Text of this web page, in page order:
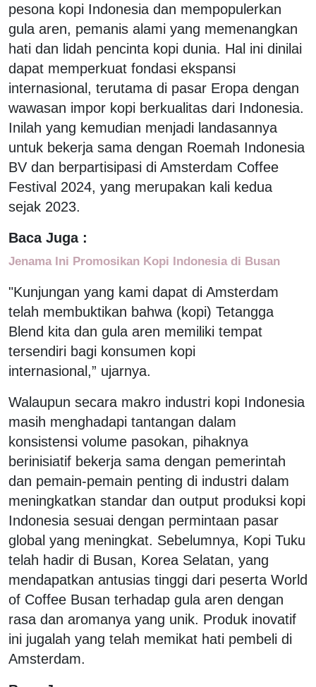
pesona kopi Indonesia dan mempopulerkan
gula aren, pemanis alami yang memenangkan
hati dan lidah pencinta kopi dunia. Hal ini dinilai
dapat memperkuat fondasi ekspansi
internasional, terutama di pasar Eropa dengan
wawasan impor kopi berkualitas dari Indonesia.
Inilah yang kemudian menjadi landasannya
untuk bekerja sama dengan Roemah Indonesia
BV dan berpartisipasi di Amsterdam Coffee
Festival 2024, yang merupakan kali kedua
sejak 2023.
Baca Juga :
Jenama Ini Promosikan Kopi Indonesia di Busan
"Kunjungan yang kami dapat di Amsterdam
telah membuktikan bahwa (kopi) Tetangga
Blend kita dan gula aren memiliki tempat
tersendiri bagi konsumen kopi
internasional,” ujarnya.
Walaupun secara makro industri kopi Indonesia
masih menghadapi tantangan dalam
konsistensi volume pasokan, pihaknya
berinisiatif bekerja sama dengan pemerintah
dan pemain-pemain penting di industri dalam
meningkatkan standar dan output produksi kopi
Indonesia sesuai dengan permintaan pasar
global yang meningkat. Sebelumnya, Kopi Tuku
telah hadir di Busan, Korea Selatan, yang
mendapatkan antusias tinggi dari peserta World
of Coffee Busan terhadap gula aren dengan
rasa dan aromanya yang unik. Produk inovatif
ini jugalah yang telah memikat hati pembeli di
Amsterdam.